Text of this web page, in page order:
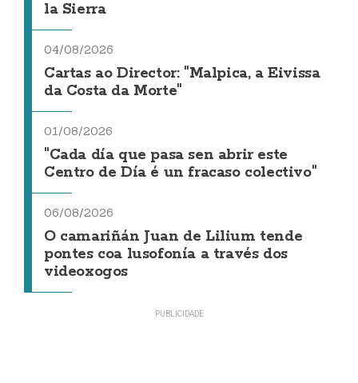
la Sierra
04/08/2026
Cartas ao Director: "Malpica, a Eivissa
da Costa da Morte"
01/08/2026
"Cada día que pasa sen abrir este
Centro de Día é un fracaso colectivo"
06/08/2026
O camariñán Juan de Lilium tende
pontes coa lusofonía a través dos
videoxogos